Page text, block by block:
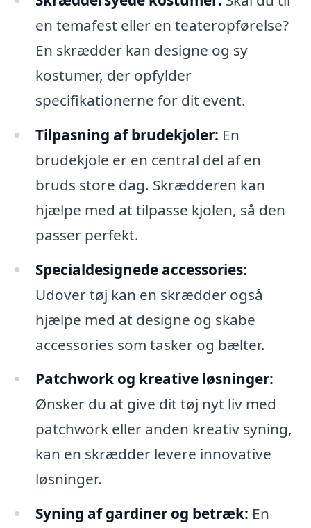
en temafest eller en teateropførelse?
En skrædder kan designe og sy
kostumer, der opfylder
specifikationerne for dit event.
Tilpasning af brudekjoler: En
brudekjole er en central del af en
bruds store dag. Skrædderen kan
hjælpe med at tilpasse kjolen, så den
passer perfekt.
Specialdesignede accessories:
Udover tøj kan en skrædder også
hjælpe med at designe og skabe
accessories som tasker og bælter.
Patchwork og kreative løsninger:
Ønsker du at give dit tøj nyt liv med
patchwork eller anden kreativ syning,
kan en skrædder levere innovative
løsninger.
Syning af gardiner og betræk: En